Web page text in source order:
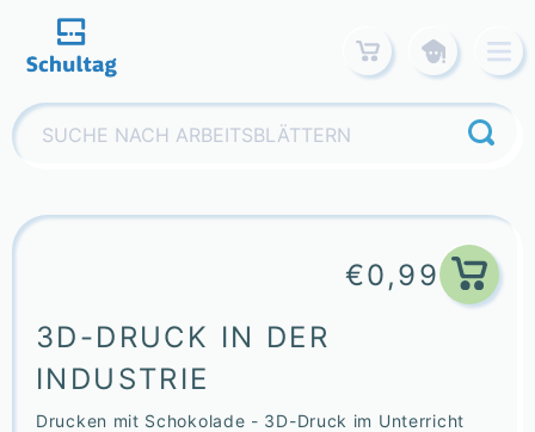
content
Suchen
nach:
€0,99
3D-DRUCK IN DER
INDUSTRIE
Drucken mit Schokolade - 3D-Druck im Unterricht